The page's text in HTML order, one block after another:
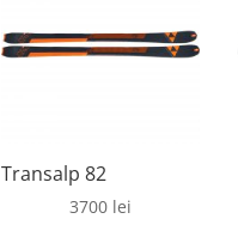
Transalp 82
3700 lei